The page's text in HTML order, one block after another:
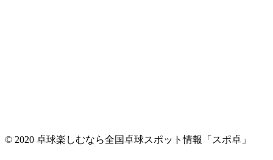
© 2020 卓球楽しむなら全国卓球スポット情報「スポ卓」